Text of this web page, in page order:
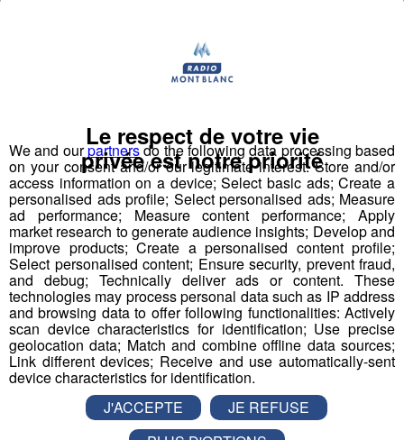
Tous les mardis matins, à 8h45 dansla Matinale de
Radio Mont Blanc, Jessica vous apporte lepetit
déjeuner à domicileet en direct !
Croissants, pains au chocolat et bonne humeur, les
ingrédients parfaits pour bien démarrer la journée !
Qui sait, vous serez peut-être le prochain à ouvrir vos
portes à Jessica ?
Inscrivez-vous ici
We and ourpartnersdo the following data processing based
on your consent and/or our legitimate interest: Store and/or
access information on a device; Select basic ads; Create a
personalised ads profile; Select personalised ads; Measure
ad performance; Measure content performance; Apply
market research to generate audience insights; Develop and
improve products; Create a personalised content profile;
Select personalised content; Ensure security, prevent fraud,
and debug; Technically deliver ads or content. These
technologies may process personal data such as IP address
and browsing data to offer following functionalities: Actively
scan device characteristics for identification; Use precise
geolocation data; Match and combine offline data sources;
Link different devices; Receive and use automatically-sent
device characteristics for identification.
Le respect de votre vie
privée est notre priorité
J'ACCEPTE
JE REFUSE